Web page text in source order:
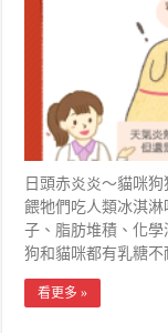
日頭赤炎炎～貓咪
餵牠們吃人類冰淇
子、脂肪堆積、化
狗和貓咪都有乳糖不
看更多 »